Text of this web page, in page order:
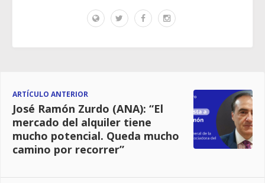
ARTÍCULO ANTERIOR
José Ramón Zurdo (ANA): “El
mercado del alquiler tiene
mucho potencial. Queda mucho
camino por recorrer”